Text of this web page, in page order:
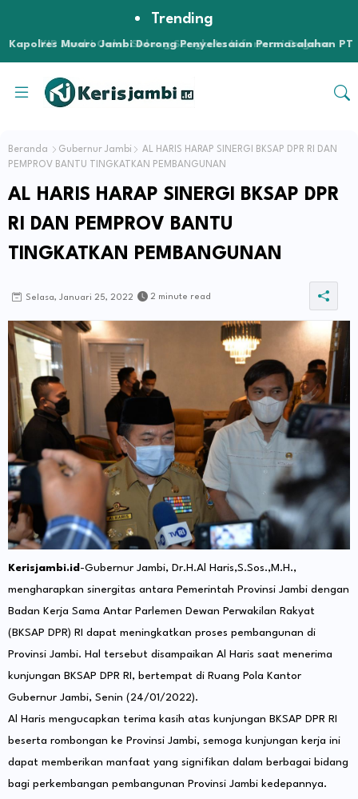
Trending
Kapolres Muaro Jambi Dorong Penyelesaian Permasalahan PT
Beranda Gubernur Jambi
AL HARIS HARAP SINERGI BKSAP DPR RI DAN
PEMPROV BANTU TINGKATKAN PEMBANGUNAN
AL HARIS HARAP SINERGI BKSAP DPR
RI DAN PEMPROV BANTU
TINGKATKAN PEMBANGUNAN
Selasa, Januari 25, 2022 2 minute read
Kerisjambi.id -Gubernur Jambi, Dr.H.Al Haris,S.Sos.,M.H.,
mengharapkan sinergitas antara Pemerintah Provinsi Jambi dengan
Badan Kerja Sama Antar Parlemen Dewan Perwakilan Rakyat
(BKSAP DPR) RI dapat meningkatkan proses pembangunan di
Provinsi Jambi. Hal tersebut disampaikan Al Haris saat menerima
kunjungan BKSAP DPR RI, bertempat di Ruang Pola Kantor
Gubernur Jambi, Senin (24/01/2022).
Al Haris mengucapkan terima kasih atas kunjungan BKSAP DPR RI
beserta rombongan ke Provinsi Jambi, semoga kunjungan kerja ini
dapat memberikan manfaat yang signifikan dalam berbagai bidang
bagi perkembangan pembangunan Provinsi Jambi kedepannya.